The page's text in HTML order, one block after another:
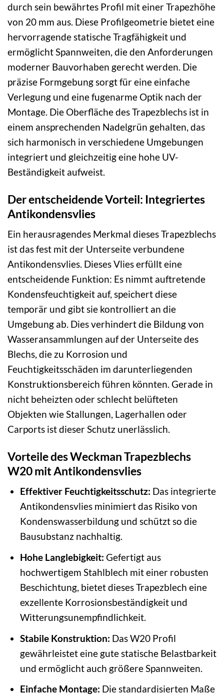
durch sein bewährtes Profil mit einer Trapezhöhe
von 20 mm aus. Diese Profilgeometrie bietet eine
hervorragende statische Tragfähigkeit und
ermöglicht Spannweiten, die den Anforderungen
moderner Bauvorhaben gerecht werden. Die
präzise Formgebung sorgt für eine einfache
Verlegung und eine fugenarme Optik nach der
Montage. Die Oberfläche des Trapezblechs ist in
einem ansprechenden Nadelgrün gehalten, das
sich harmonisch in verschiedene Umgebungen
integriert und gleichzeitig eine hohe UV-
Beständigkeit aufweist.
Der entscheidende Vorteil: Integriertes
Antikondensvlies
Ein herausragendes Merkmal dieses Trapezblechs
ist das fest mit der Unterseite verbundene
Antikondensvlies. Dieses Vlies erfüllt eine
entscheidende Funktion: Es nimmt auftretende
Kondensfeuchtigkeit auf, speichert diese
temporär und gibt sie kontrolliert an die
Umgebung ab. Dies verhindert die Bildung von
Wasseransammlungen auf der Unterseite des
Blechs, die zu Korrosion und
Feuchtigkeitsschäden im darunterliegenden
Konstruktionsbereich führen könnten. Gerade in
nicht beheizten oder schlecht belüfteten
Objekten wie Stallungen, Lagerhallen oder
Carports ist dieser Schutz unerlässlich.
Vorteile des Weckman Trapezblechs
W20 mit Antikondensvlies
Effektiver Feuchtigkeitsschutz: Das integrierte
Antikondensvlies minimiert das Risiko von
Kondenswasserbildung und schützt so die
Bausubstanz nachhaltig.
Hohe Langlebigkeit: Gefertigt aus
hochwertigem Stahlblech mit einer robusten
Beschichtung, bietet dieses Trapezblech eine
exzellente Korrosionsbeständigkeit und
Witterungsunempfindlichkeit.
Stabile Konstruktion: Das W20 Profil
gewährleistet eine gute statische Belastbarkeit
und ermöglicht auch größere Spannweiten.
Einfache Montage: Die standardisierten Maße